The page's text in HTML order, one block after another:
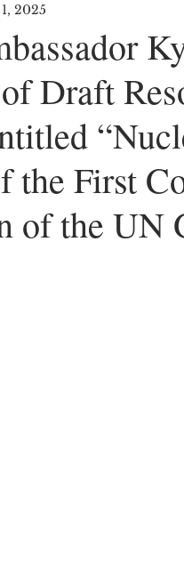
Unity Government's
News Note
Draft
the First
of the UN
2025